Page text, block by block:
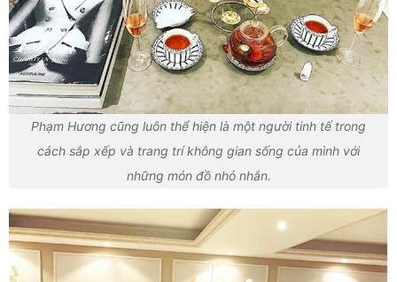
Phạm Hương cũng luôn thể hiện là một người tinh tế trong
cách sắp xếp và trang trí không gian sống của mình với
những món đồ nhỏ nhắn.